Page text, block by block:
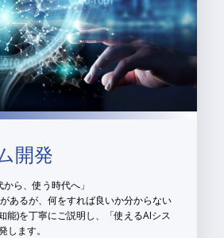
開発
から、使う時代へ」
あるが、何をすれば良いか分からない
能)を丁寧にご説明し、「使えるAIシス
します。